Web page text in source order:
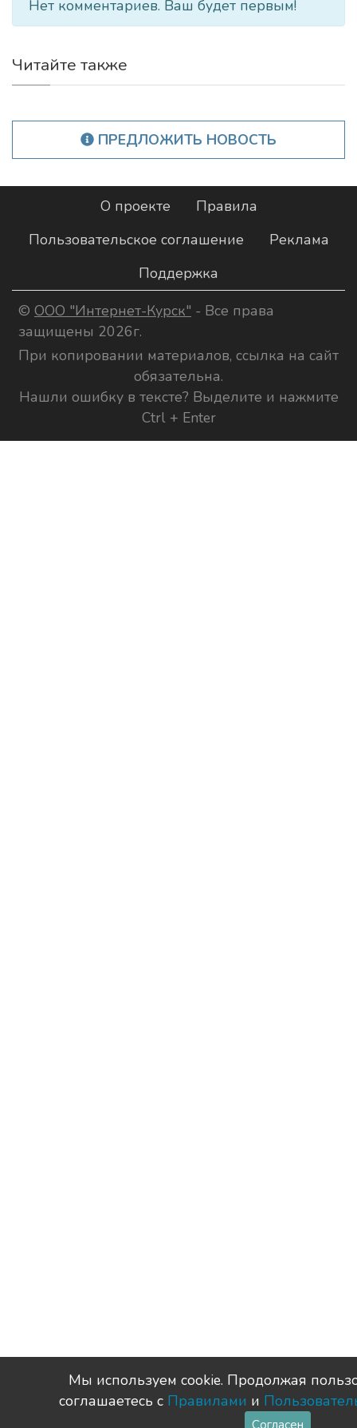
Нет комментариев. Ваш будет первым!
Читайте также
ПРЕДЛОЖИТЬ НОВОСТЬ
О проекте
Правила
Пользовательское соглашение
Реклама
Поддержка
© ООО "Интернет-Курск" - Все права
защищены 2026г.
При копировании материалов, ссылка на сайт
обязательна.
Нашли ошибку в тексте? Выделите и нажмите
Ctrl + Enter
Мы используем сookie. Продолжая
соглашаетесь с Правилами и
Согласен